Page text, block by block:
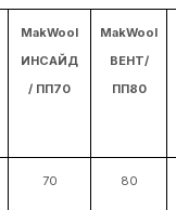
MakWool
ИНСАЙД
/ ПП70
MakWool
ВЕНТ/
ПП80
70 80